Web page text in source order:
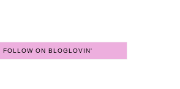
FOLLOW ON BLOGLOVIN'